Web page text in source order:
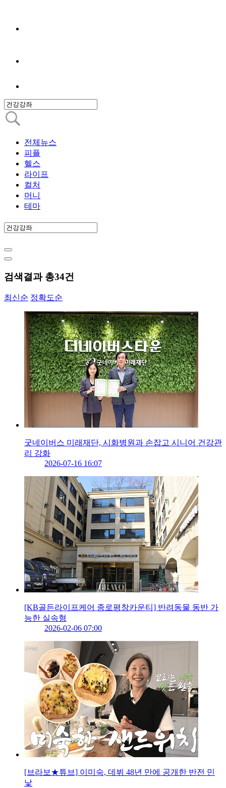
전체뉴스
피플
헬스
라이프
컬처
머니
테마
검색결과 총34건
최신순 정확도순
굿네이버스 미래재단, 시화병원과 손잡고 시니어 건강관
리 강화
2026-07-16 16:07
[KB골든라이프케어 종로평창카운티] 반려동물 동반 가
능한 실속형
2026-02-06 07:00
[브라보★튜브] 이미숙, 데뷔 48년 만에 공개한 반전 민
낯